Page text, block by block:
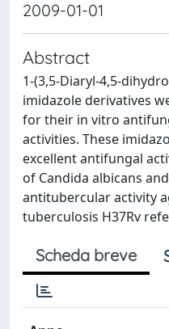
2009-01-01
Abstract
1-(3,5-Diaryl-4,5-
imidazole derivatives
for their in vitro
activities. These
excellent antifungal
of Candida albicans
antitubercular activity
tuberculosis H37Rv
Scheda breve